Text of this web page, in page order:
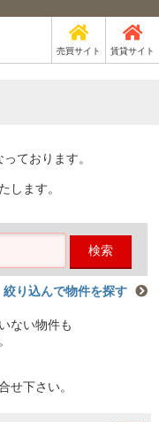
売買サイト 賃貸サイト
ております。
します。
検索
絞り込んで物件を探す
ない物件も
せ下さい。